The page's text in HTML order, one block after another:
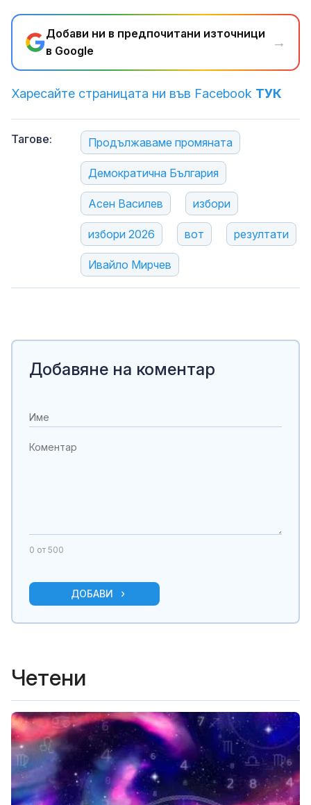
Добави ни в предпочитани източници
в Google
→
Харесайте страницата ни във Facebook ТУК
Тагове: Продължаваме промяната
Демократична България
Асен Василев избори
избори 2026 вот резултати
Ивайло Мирчев
Добавяне на коментар
0 от 500
ДОБАВИ
Четени